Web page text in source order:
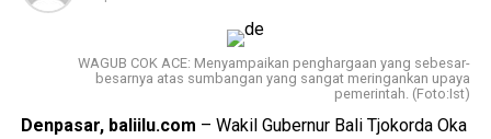
WAGUB COK ACE: Menyampaikan penghargaan yang sebesar-
besarnya atas sumbangan yang sangat meringankan upaya
pemerintah. (Foto:Ist)
Denpasar, baliilu.com – Wakil Gubernur Bali Tjokorda Oka